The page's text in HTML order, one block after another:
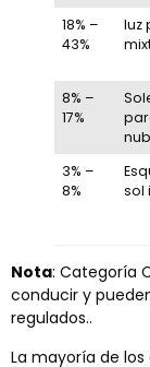
18% –
43%
luz
8% –
17%
3% –
8%
sol
Nota: Categoría
conducir y
regulados..
La mayoría de